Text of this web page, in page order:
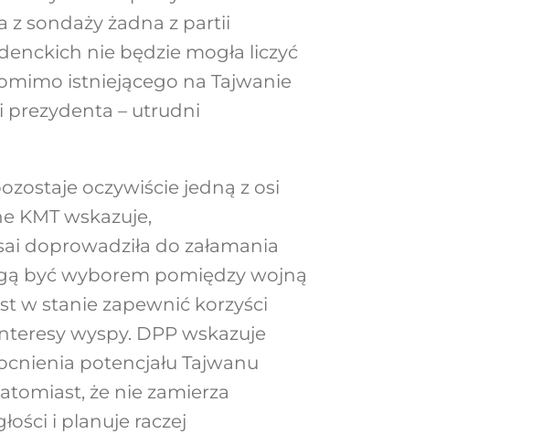
z sondaży żadna z partii
nie będzie mogła liczyć
istniejącego na Tajwanie
prezydenta – utrudni
oczywiście jedną z osi
KMT wskazuje,
doprowadziła do załamania
być wyborem pomiędzy wojną
w stanie zapewnić korzyści
wyspy. DPP wskazuje
potencjału Tajwanu
że nie zamierza
i planuje raczej